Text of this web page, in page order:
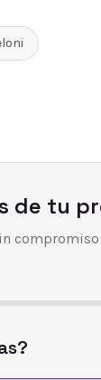
de tu
compromiso